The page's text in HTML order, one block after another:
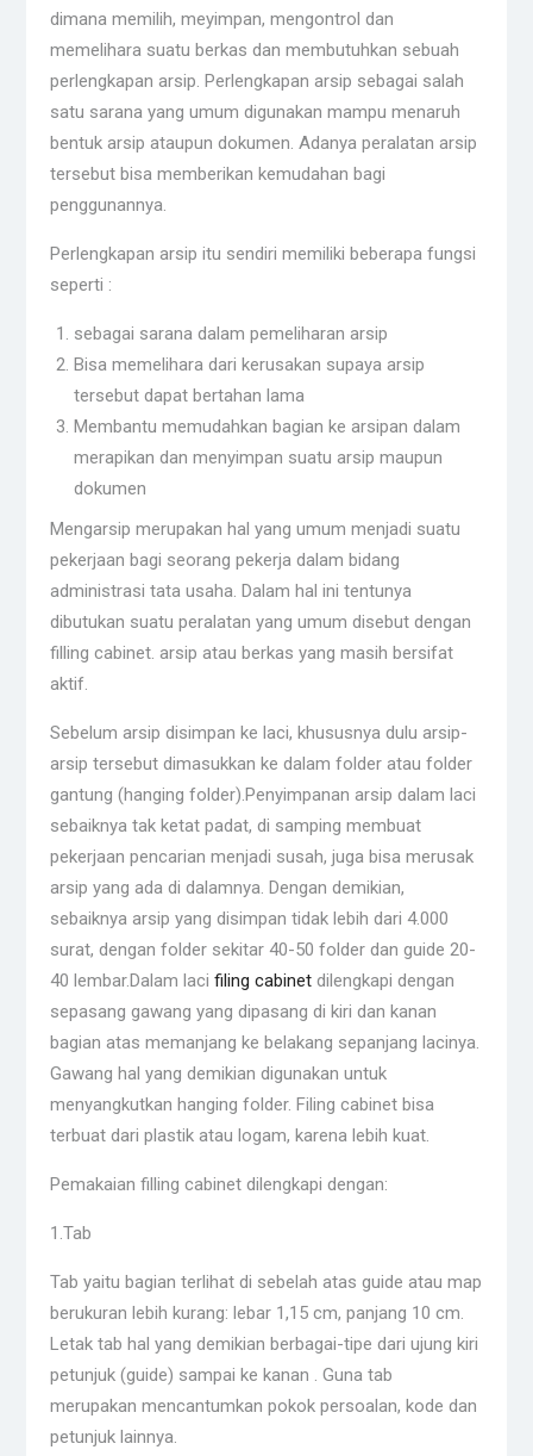
dimana memilih, meyimpan, mengontrol dan
memelihara suatu berkas dan membutuhkan sebuah
perlengkapan arsip. Perlengkapan arsip sebagai salah
satu sarana yang umum digunakan mampu menaruh
bentuk arsip ataupun dokumen. Adanya peralatan arsip
tersebut bisa memberikan kemudahan bagi
penggunannya.
Perlengkapan arsip itu sendiri memiliki beberapa fungsi
seperti :
sebagai sarana dalam pemeliharan arsip
Bisa memelihara dari kerusakan supaya arsip
tersebut dapat bertahan lama
Membantu memudahkan bagian ke arsipan dalam
merapikan dan menyimpan suatu arsip maupun
dokumen
Mengarsip merupakan hal yang umum menjadi suatu
pekerjaan bagi seorang pekerja dalam bidang
administrasi tata usaha. Dalam hal ini tentunya
dibutukan suatu peralatan yang umum disebut dengan
filling cabinet. arsip atau berkas yang masih bersifat
aktif.
Sebelum arsip disimpan ke laci, khususnya dulu arsip-
arsip tersebut dimasukkan ke dalam folder atau folder
gantung (hanging folder).Penyimpanan arsip dalam laci
sebaiknya tak ketat padat, di samping membuat
pekerjaan pencarian menjadi susah, juga bisa merusak
arsip yang ada di dalamnya. Dengan demikian,
sebaiknya arsip yang disimpan tidak lebih dari 4.000
surat, dengan folder sekitar 40-50 folder dan guide 20-
40 lembar.Dalam laci filing cabinetdilengkapi dengan
sepasang gawang yang dipasang di kiri dan kanan
bagian atas memanjang ke belakang sepanjang lacinya.
Gawang hal yang demikian digunakan untuk
menyangkutkan hanging folder. Filing cabinet bisa
terbuat dari plastik atau logam, karena lebih kuat.
Pemakaian filling cabinet dilengkapi dengan:
1.Tab
Tab yaitu bagian terlihat di sebelah atas guide atau map
berukuran lebih kurang: lebar 1,15 cm, panjang 10 cm.
Letak tab hal yang demikian berbagai-tipe dari ujung kiri
petunjuk (guide) sampai ke kanan . Guna tab
merupakan mencantumkan pokok persoalan, kode dan
petunjuk lainnya.